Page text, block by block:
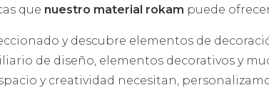
que nuestro material rokam puede
y descubre elementos de
de diseño, elementos decorativos y
y creatividad necesitan,